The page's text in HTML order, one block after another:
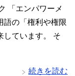
「エンパワーメ
語の「権利や権限
しています。 そ
続きを読む